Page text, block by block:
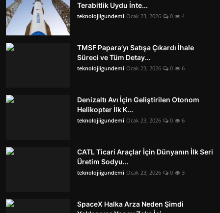
Terabitlik Uydu İnte...
teknolojiigundemi Ocak 23, 2026 0 4
TMSF Papara’yı Satışa Çıkardı İhale
Süreci ve Tüm Detay...
teknolojiigundemi Ocak 23, 2026 0 6
Denizaltı Avı İçin Geliştirilen Otonom
Helikopter İlk K...
teknolojiigundemi Ocak 23, 2026 0 6
CATL Ticari Araçlar İçin Dünyanın İlk Seri
Üretim Sodyu...
teknolojiigundemi Ocak 23, 2026 0 3
SpaceX Halka Arza Neden Şimdi